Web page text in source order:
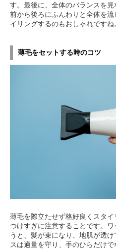
す。最後に、全体のバランスを見
前から後ろにふんわりと全体を
イリングするのもおしゃれですね
薄毛をセットする時のコツ
薄毛を際立たせず格好良くスタ
つけすぎに注意することです。
うと、髪が束になり、地肌が透
スは適量を守り、手のひらだけ